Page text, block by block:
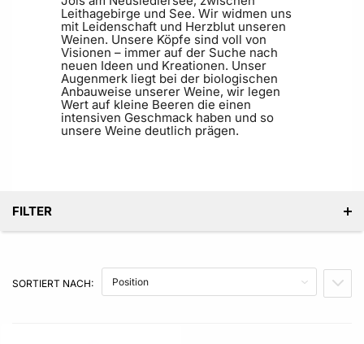
Leithagebirge und See. Wir widmen uns
mit Leidenschaft und Herzblut unseren
Weinen. Unsere Köpfe sind voll von
Visionen – immer auf der Suche nach
neuen Ideen und Kreationen. Unser
Augenmerk liegt bei der biologischen
Anbauweise unserer Weine, wir legen
Wert auf kleine Beeren die einen
intensiven Geschmack haben und so
unsere Weine deutlich prägen.
FILTER
SORTIERT NACH: IN